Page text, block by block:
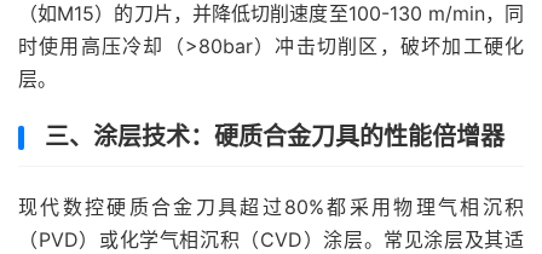
（如M15）的刀片，并降低切削速度至100-130 m/min，同
时使用高压冷却（>80bar）冲击切削区，破坏加工硬化
层。
三、涂层技术：硬质合金刀具的性能倍增器
现代数控硬质合金刀具超过80%都采用物理气相沉积
（PVD）或化学气相沉积（CVD）涂层。常见涂层及其适